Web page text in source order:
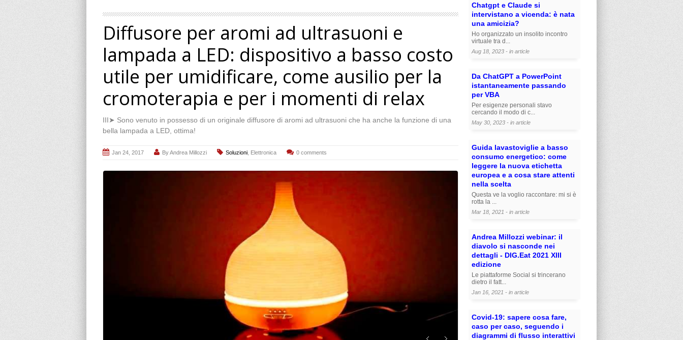
Diffusore per aromi ad ultrasuoni e
lampada a LED: dispositivo a basso costo
utile per umidificare, come ausilio per la
cromoterapia e per i momenti di relax
III➤ Sono venuto in possesso di un originale diffusore di aromi ad ultrasuoni che ha anche la funzione di una
bella lampada a LED, ottima!
Jan 24, 2017 ByAndrea Millozzi Soluzioni Elettronica 0 comments
Chatgpt e Claude si
intervistano a vicenda: è nata
una amicizia?
Ho organizzato un insolito incontro
virtuale tra d...
Aug 18, 2023 - in article
Da ChatGPT a PowerPoint
istantaneamente passando
per VBA
Per esigenze personali stavo
cercando il modo di c...
May 30, 2023 - in article
Guida lavastoviglie a basso
consumo energetico: come
leggere la nuova etichetta
europea e a cosa stare attenti
nella scelta
Questa ve la voglio raccontare: mi si è
rotta la ...
Mar 18, 2021 - in article
Andrea Millozzi webinar: il
diavolo si nasconde nei
dettagli - DIG.Eat 2021 XIII
edizione
Le piattaforme Social si trincerano
dietro il fatt...
Jan 16, 2021 - in article
Covid-19: sapere cosa fare,
caso per caso, seguendo i
diagrammi di flusso interattivi